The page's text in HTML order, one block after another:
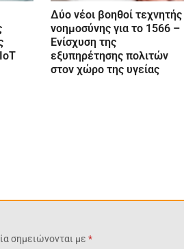
Δύο νέοι βοηθοί τεχνητής
νοημοσύνης για το 1566 –
Ενίσχυση της
εξυπηρέτησης πολιτών
στον χώρο της υγείας
σημειώνονται με*